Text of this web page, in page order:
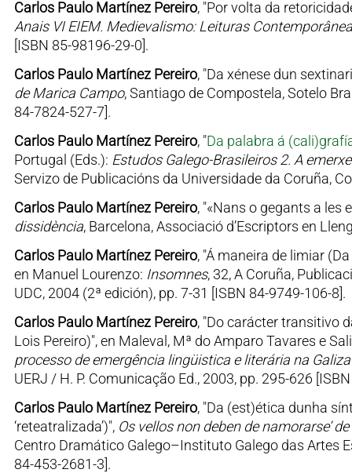
Carlos Paulo Martínez Pereiro, "Por volta da
Anais VI EIEM. Medievalismo: Leituras
[ISBN 85-98196-29-0].
Carlos Paulo Martínez Pereiro, "Da xénese dun
de Marica Campo, Santiago de Compostela, Sotelo
84-7824-527-7].
Carlos Paulo Martínez Pereiro, "Da palabra á
Portugal (Eds.): Estudos Galego-Brasileiros 2. A
Servizo de Publicacións da Universidade da Coruña,
Carlos Paulo Martínez Pereiro, "«Nans o gegants a les
dissidència, Barcelona, Associació d’Escriptors en
Carlos Paulo Martínez Pereiro, "Á maneira de limiar
en Manuel Lourenzo: Insomnes, 32, A Coruña,
UDC, 2004 (2ª edición), pp. 7-31 [ISBN 84-9749-106-8].
Carlos Paulo Martínez Pereiro, "Do carácter transitivo
Lois Pereiro)", en Maleval, Mª do Amparo Tavares e
processo de emergência lingüistica e literária na
UERJ / H. P. Comunicação Ed., 2003, pp. 295-626
Carlos Paulo Martínez Pereiro, "Da (est)ética dunha
‘reteatralizada’)", Os vellos non deben de namorarse’
Centro Dramático Galego–Instituto Galego das Artes
84-453-2681-3].